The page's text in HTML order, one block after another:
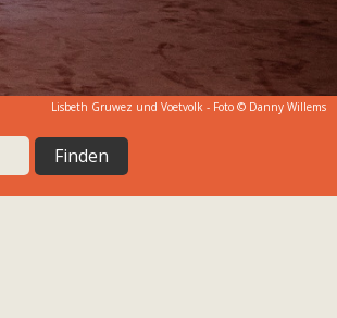
Lisbeth Gruwez und Voetvolk - Foto © Danny Willems